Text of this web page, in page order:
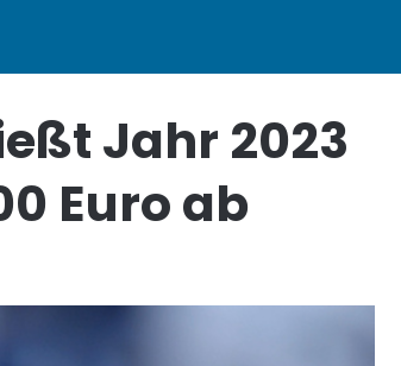
Jahr 2023
Euro ab